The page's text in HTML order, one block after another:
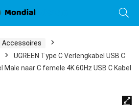
Accessoires
UGREEN Type C Verlengkabel USB C
Male naar C femele 4K 60Hz USB C Kabel